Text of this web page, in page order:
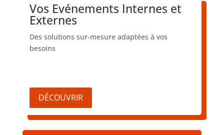
Vos Evénements Internes et
Externes
Des solutions sur-mesure adaptées à vos
besoins
DÉCOUVRIR